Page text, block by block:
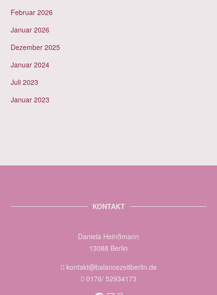
Februar 2026
Januar 2026
Dezember 2025
Januar 2024
Juli 2023
Januar 2023
KONTAKT
Daniela Heinßmann
13088 Berlin
kontakt@balancezeitberlin.de
0176/ 52934173